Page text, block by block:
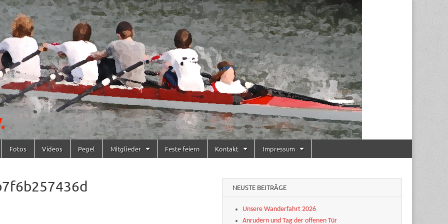
Fotos Videos Pegel Mitglieder Feste feiern Kontakt Impressum
NEUSTE BEITRÄGE
Unsere Wanderfahrt 2026
Anrudern und Tag der offenen Tür